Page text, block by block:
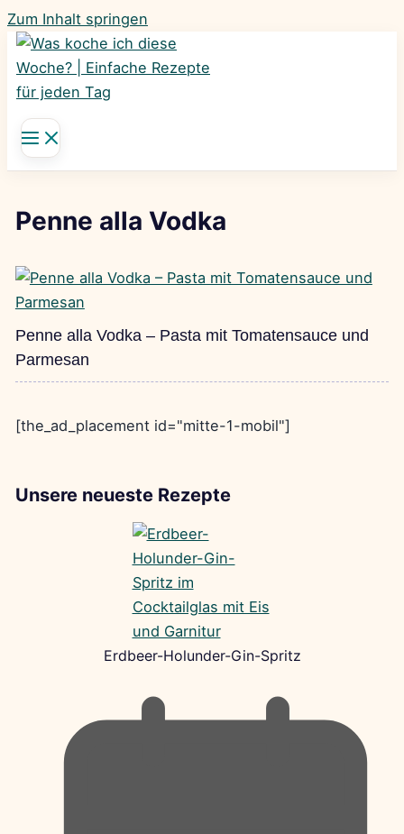
Zum Inhalt springen
Penne alla Vodka
Penne alla Vodka – Pasta mit Tomatensauce und
Parmesan
[the_ad_placement id="mitte-1-mobil"]
Unsere neueste Rezepte
Erdbeer-Holunder-Gin-Spritz